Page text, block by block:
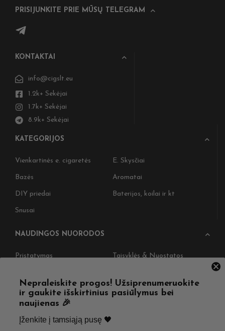
PRISIJUNKITE PRIE MŪSŲ TELEGRAM
KONTAKTAI
info@cigslt.eu
1.2k+ Sekėjai
1.7k+ Sekėjai
8.9k+ Sekėjai
KATEGORIJOS
Vienkartinės e. cigaretės E. Skysčiai
Bazės Aromatai
DIY priedai Baterijos, koilai ir kt
Snusai
NAUDINGOS NUORODOS
Pristatymas Taisyklės & Nuostatos
Straipsniai Apie Mus
Kontaktai
Nepraleiskite progos! Užsiprenumeruokite
ir gaukite išskirtinius pasiūlymus bei
naujienas 🎉
Įženkite į tamsiąją pusę 🖤 ​